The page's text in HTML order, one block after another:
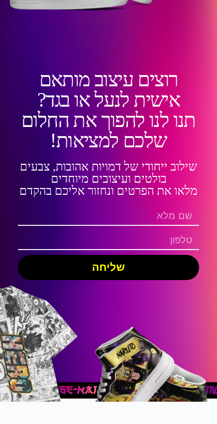
רוצים עיצוב מותאם
אישית לנעל או בגד?
תנו לנו להפוך את החלום
שלכם למציאות!
שילוב ייחודי של דמויות אהובות, צבעים
בולטים ועיצובים מיוחדים
מלאו את הפרטים ונחזור אליכם בהקדם
שליחה